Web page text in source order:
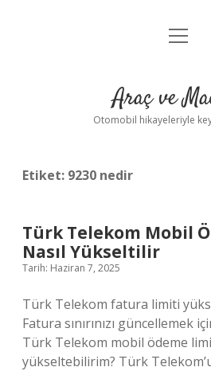
Anasayfa
Yasal Uyarı
menüyü
Araç ve
Otomobil hikayeleriyle
Etiket: 9230 nedir
Türk Telekom Mobil
Nasıl Yükseltilir
Tarih: Haziran 7, 2025
Türk Telekom fatura limiti
Fatura sınırınızı güncellemek
Türk Telekom mobil ödeme
yükseltebilirim? Türk